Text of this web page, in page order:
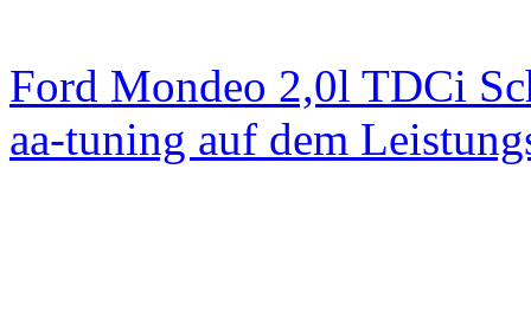
Ford Mondeo 2,0l TDCi
aa-tuning auf dem